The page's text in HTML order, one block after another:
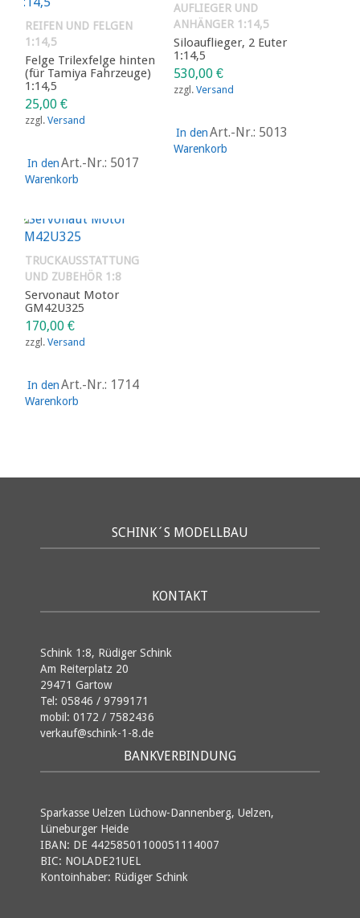
REIFEN UND FELGEN
1:14,5
Felge Trilexfelge hinten
(für Tamiya Fahrzeuge)
1:14,5
25,00 €
zzgl. Versand
In den
Warenkorb
Art.-Nr.: 5017
AUFLIEGER UND
ANHÄNGER 1:14,5
Siloauflieger, 2 Euter
1:14,5
530,00€
zzgl.Versand
In den
Warenkorb
Art.-Nr.: 5013
TRUCKAUSSTATTUNG
UND ZUBEHÖR 1:8
Servonaut Motor
GM42U325
170,00 €
zzgl. Versand
In den
Warenkorb
Art.-Nr.: 1714
SCHINK´S MODELLBAU
KONTAKT
Schink 1:8, Rüdiger Schink
Am Reiterplatz 20
29471 Gartow
Tel: 05846 / 9799171
mobil: 0172 / 7582436
verkauf@schink-1-8.de
BANKVERBINDUNG
Sparkasse Uelzen Lüchow-Dannenberg, Uelzen,
Lüneburger Heide
IBAN: DE 44258501100051114007
BIC: NOLADE21UEL
Kontoinhaber: Rüdiger Schink